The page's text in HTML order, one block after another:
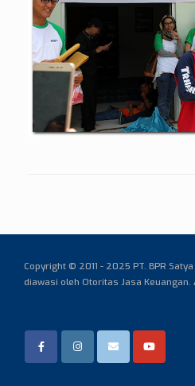
Copyright © 2011 - 2025 PT. BPR
diawasi oleh Otoritas Jasa Keuangan.